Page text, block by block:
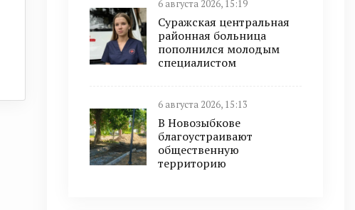
6 августа 2026, 15:19
Суражская центральная
районная больница
пополнился молодым
специалистом
6 августа 2026, 15:13
В Новозыбкове
благоустраивают
общественную
территорию